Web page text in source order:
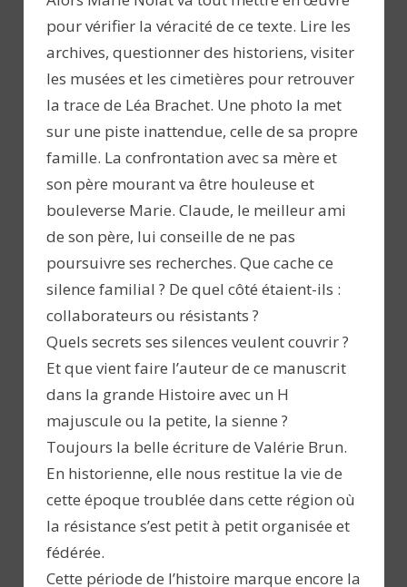
pour vérifier la véracité de ce texte. Lire les
archives, questionner des historiens, visiter
les musées et les cimetières pour retrouver
la trace de Léa Brachet. Une photo la met
sur une piste inattendue, celle de sa propre
famille. La confrontation avec sa mère et
son père mourant va être houleuse et
bouleverse Marie. Claude, le meilleur ami
de son père, lui conseille de ne pas
poursuivre ses recherches. Que cache ce
silence familial ? De quel côté étaient-ils :
collaborateurs ou résistants ?
Quels secrets ses silences veulent couvrir ?
Et que vient faire l’auteur de ce manuscrit
dans la grande Histoire avec un H
majuscule ou la petite, la sienne ?
Toujours la belle écriture de Valérie Brun.
En historienne, elle nous restitue la vie de
cette époque troublée dans cette région où
la résistance s’est petit à petit organisée et
fédérée.
Cette période de l’histoire marque encore la